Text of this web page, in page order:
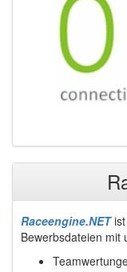
Raceengine.NETist
Bewerbsdateien mit